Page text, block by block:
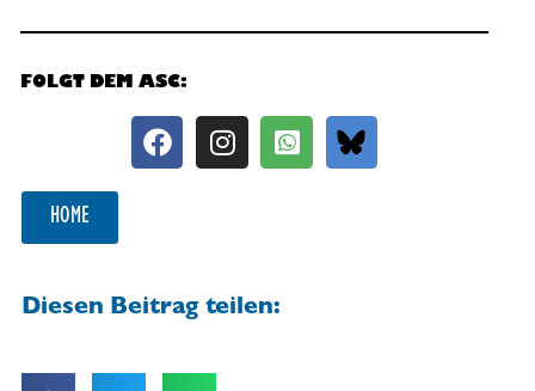
FOLGT DEM ASC:
HOME
Diesen Beitrag teilen: